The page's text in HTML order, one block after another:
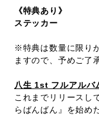
《特典あり》
ステッカー
※特典は数量に限り
ますので、予めご了
八生 1st フルアルバ
これまでリリースし
らばんばん』を始め